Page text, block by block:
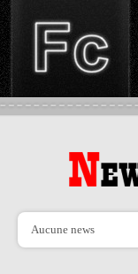
Aucune news